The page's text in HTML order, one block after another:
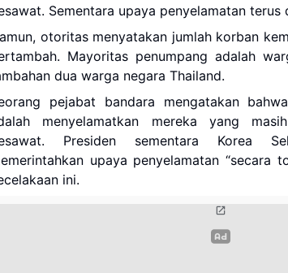
Sementara upaya penyelamatan terus
otoritas menyatakan jumlah korban
Mayoritas penumpang adalah
dua warga negara Thailand.
pejabat bandara mengatakan
menyelamatkan mereka yang
Presiden sementara Korea
upaya penyelamatan “secara
ini.